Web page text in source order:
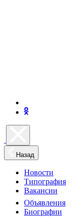
Назад
Новости
Типография
Вакансии
Объявления
Биографии